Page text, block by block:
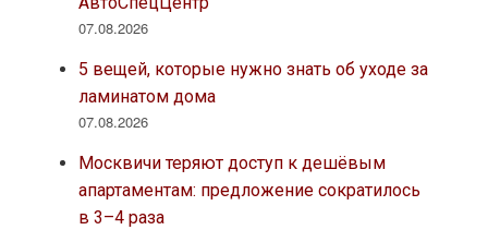
07.08.2026
5 вещей, которые нужно знать об уходе за
ламинатом дома
07.08.2026
Москвичи теряют доступ к дешёвым
апартаментам: предложение сократилось
в 3–4 раза